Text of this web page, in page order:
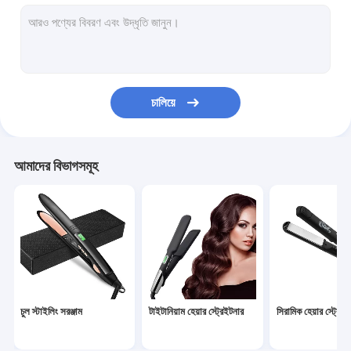
ওয়্যারলেস চুলের সরঞ্জাম
ব্রাশহীন হেয়ার ড্রায়ার
মিনি হেয়ার স্টাইলিং টুলস
কর্ডলেস হেয়ার ট্রিমার
চালিয়ে
আমাদের বিভাগসমূহ
চুল স্টাইলিং সরঞ্জাম টাইটানিয়াম হেয়ার স্ট্রেইটনার সিরামিক হেয়ার